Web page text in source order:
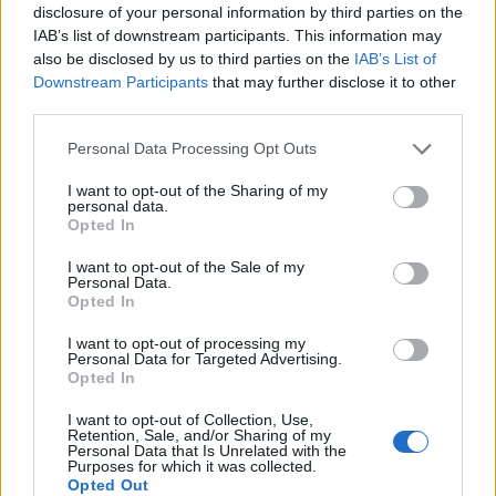
disclosure of your personal information by third parties on the
IAB’s list of downstream participants. This information may
also be disclosed by us to third parties on the IAB’s List of
Downstream Participants that may further disclose it to other
Personal Data Processing Opt Outs
I want to opt-out of the Sharing of my
personal data.
Opted In
I want to opt-out of the Sale of my
Personal Data.
Opted In
I want to opt-out of processing my
Personal Data for Targeted Advertising.
Opted In
I want to opt-out of Collection, Use,
Retention, Sale, and/or Sharing of my
Personal Data that Is Unrelated with the
Purposes for which it was collected.
Opted Out
cartier.com
Hol dir ein bisschenLoveans Handgelenk.
Fotos: © Cartier
Schmuck und Uhren gibt’s bei uns ohne Ende.